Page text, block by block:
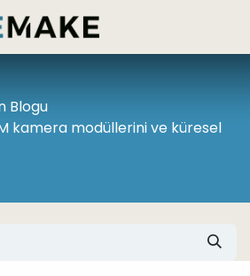
Blogu
kamera modüllerini ve küresel